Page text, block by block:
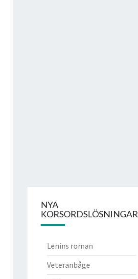
NYA
KORSORDSLÖSNINGAR
Lenins roman
Veteranbåge